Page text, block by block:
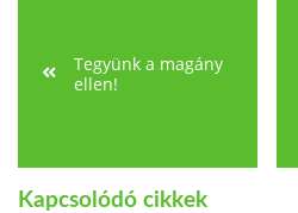
Tegyünk a magány
ellen!
Kapcsolódó cikkek